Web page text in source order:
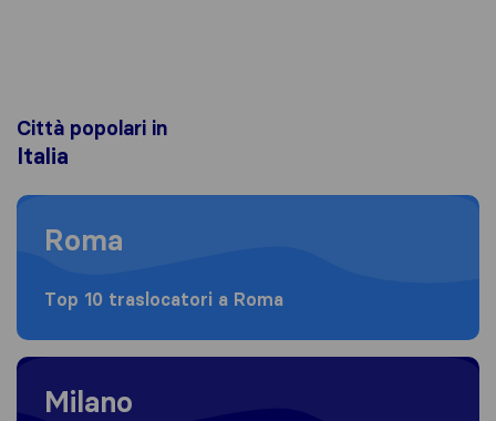
Città popolari in
Italia
Moving to Roma
Roma
Top 10 traslocatori a Roma
Moving to Milano
Milano